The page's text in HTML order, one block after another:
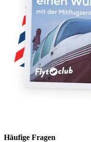
Häufige Fragen